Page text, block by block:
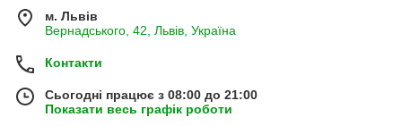
м. Львів
Вернадського, 42, Львів, Україна
Контакти
Сьогодні працює з 08:00 до 21:00
Показати весь графік роботи